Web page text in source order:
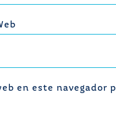
en este navegador